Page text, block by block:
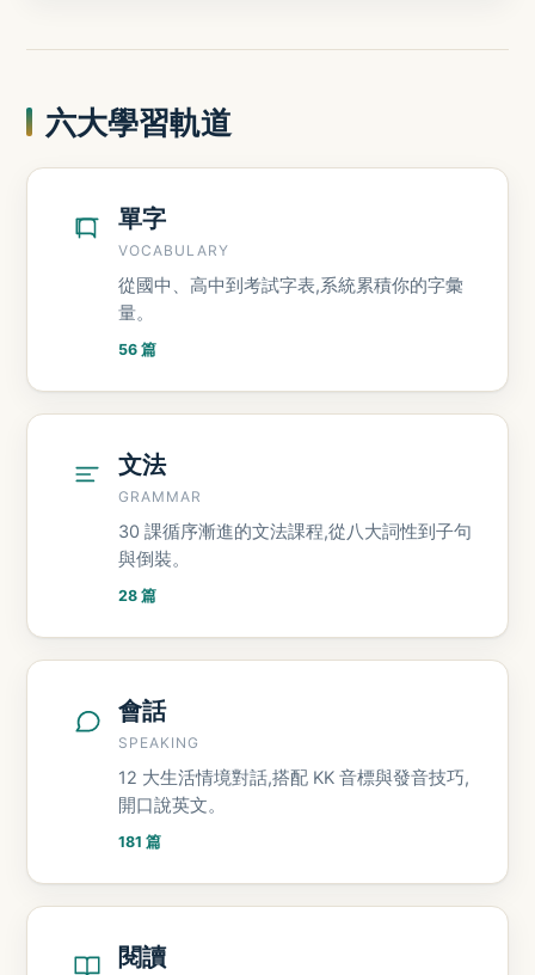
六大學習軌道
單字
VOCABULARY
從國中、高中到考試字表,系統累積你的字彙
量。
56 篇
文法
GRAMMAR
30 課循序漸進的文法課程,從八大詞性到子句
與倒裝。
28 篇
會話
SPEAKING
12 大生活情境對話,搭配 KK 音標與發音技巧,
開口說英文。
181 篇
閱讀